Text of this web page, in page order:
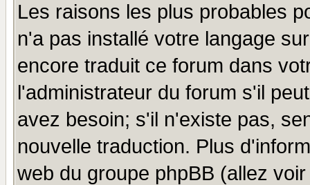
Les raisons les plus probables
n'a pas installé votre langage
encore traduit ce forum dans
l'administrateur du forum s'il
avez besoin; s'il n'existe pas,
nouvelle traduction. Plus
web du groupe phpBB (allez